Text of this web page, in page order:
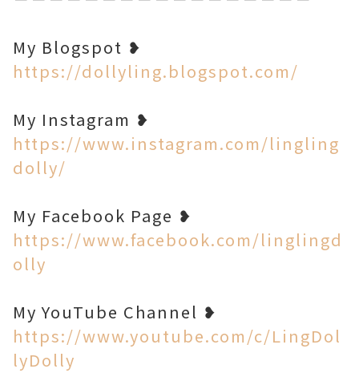
My Blogspot ❥
https://dollyling.blogspot.com/
My Instagram ❥
https://www.instagram.com/lingling
dolly/
My Facebook Page ❥
https://www.facebook.com/linglingd
olly
My YouTube Channel ❥
https://www.youtube.com/c/LingDol
lyDolly